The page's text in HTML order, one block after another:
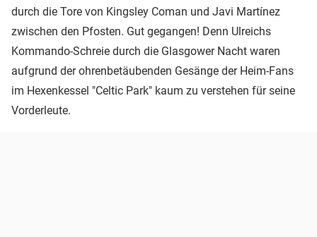
durch die Tore von Kingsley Coman und Javi Martínez
zwischen den Pfosten. Gut gegangen! Denn Ulreichs
Kommando-Schreie durch die Glasgower Nacht waren
aufgrund der ohrenbetäubenden Gesänge der Heim-Fans
im Hexenkessel "Celtic Park" kaum zu verstehen für seine
Vorderleute.